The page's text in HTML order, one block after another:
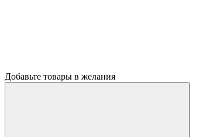
Добавьте товары в желания